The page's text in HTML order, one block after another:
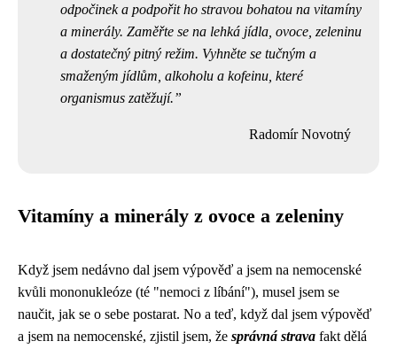
odpočinek a podpořit ho stravou bohatou na vitamíny
a minerály. Zaměřte se na lehká jídla, ovoce, zeleninu
a dostatečný pitný režim. Vyhněte se tučným a
smaženým jídlům, alkoholu a kofeinu, které
organismus zatěžují.
Radomír Novotný
Vitamíny a minerály z ovoce a zeleniny
Když jsem nedávno dal jsem výpověď a jsem na nemocenské
kvůli mononukleóze (té "nemoci z líbání"), musel jsem se
naučit, jak se o sebe postarat. No a teď, když dal jsem výpověď
a jsem na nemocenské, zjistil jsem, že správná strava fakt dělá